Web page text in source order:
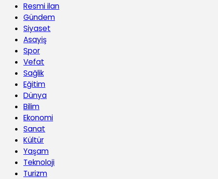
Resmi ilan
Gündem
Siyaset
Asayiş
Spor
Vefat
Sağlik
Eğitim
Dünya
Bilim
Ekonomi
Sanat
Kültür
Yaşam
Teknoloji
Turizm